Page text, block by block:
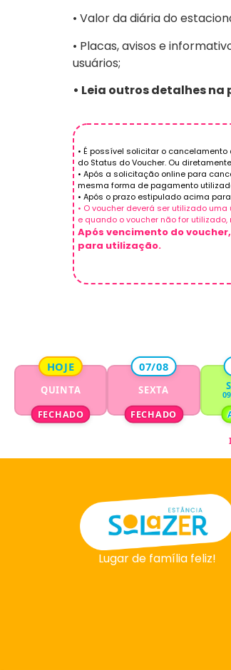
• Valor da diária do
• Placas, avisos e
usuários;
• Leia outros detalhes
• É possível solicitar o
do Status do Voucher. Ou
• Após a solicitação online para
mesma forma de pagamento
• Após o prazo estipulado acima
• O voucher deverá ser utilizado
e quando o voucher não for utilizado,
Após vencimento do
para utilização.
HOJE
QUINTA
FECHADO
07/08
SEXTA
FECHADO
Lugar de família feliz!